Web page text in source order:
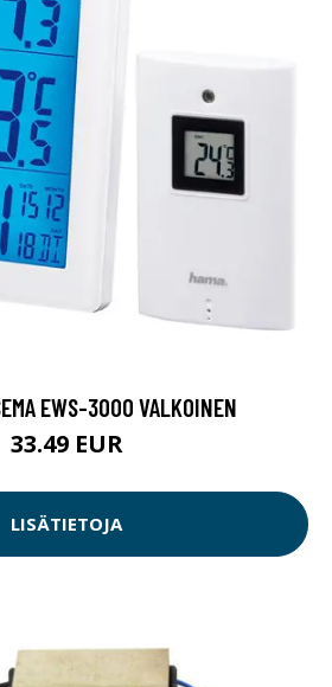
EWS-3000 VALKOINEN
33.49 EUR
LISÄTIETOJA